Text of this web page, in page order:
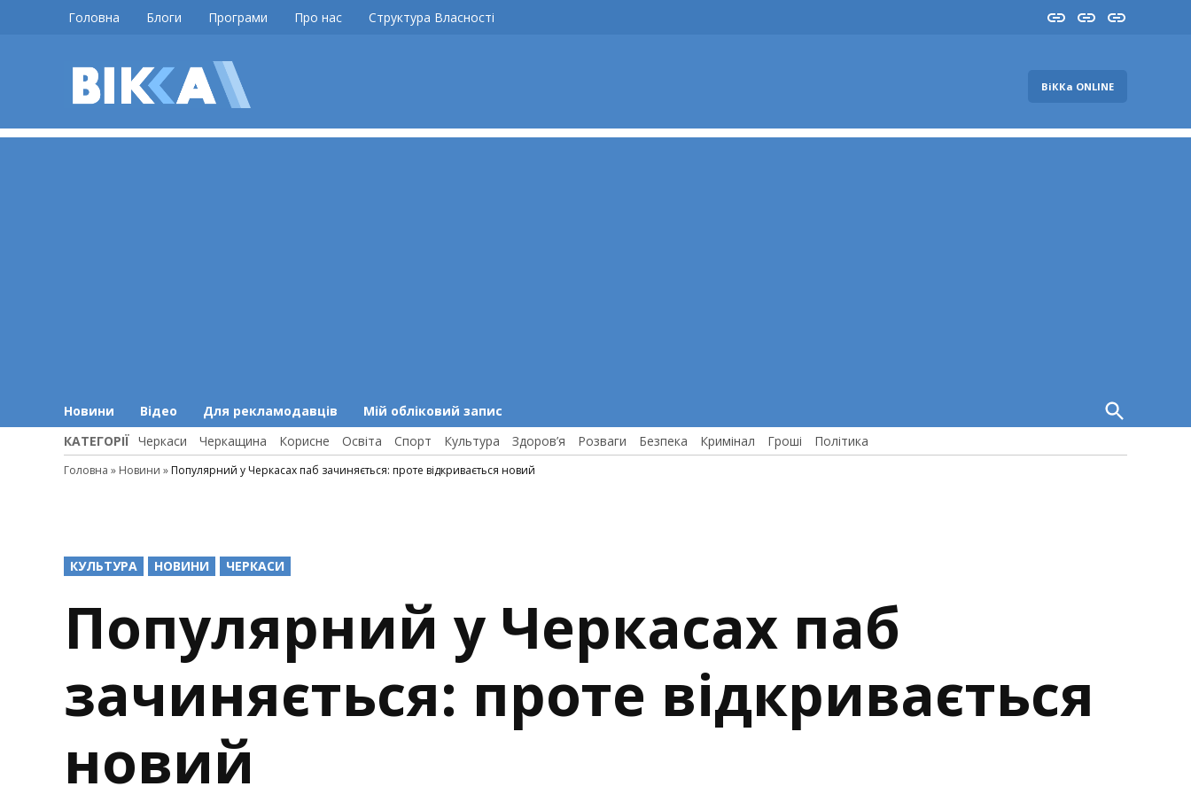
Головна Блоги Програми Про нас Структура Власності InstaYouTube
FB
ВіККа ONLINE
Новини Відео Для рекламодавців Мій обліковий запис
Open
Search
КАТЕГОРІЇ Черкаси Черкащина Корисне Освіта Спорт Культура Здоров’я Розваги Безпека Кримінал Гроші Політика
Головна » Новини » Популярний у Черкасах паб зачиняється: проте відкривається новий
POSTED
IN
КУЛЬТУРА НОВИНИ ЧЕРКАСИ
Популярний у Черкасах паб
зачиняється: проте відкривається
новий